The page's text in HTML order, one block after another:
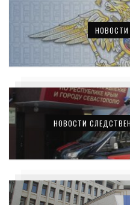
НОВОСТИ